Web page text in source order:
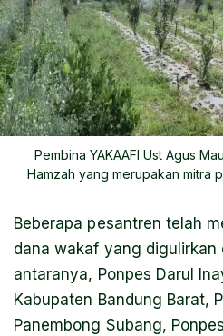
Pembina YAKAAFI Ust Agus
Hamzah yang merupakan mitra
Beberapa pesantren telah
dana wakaf yang digulirkan
antaranya, Ponpes Darul
Kabupaten Bandung Barat,
Panembong Subang,